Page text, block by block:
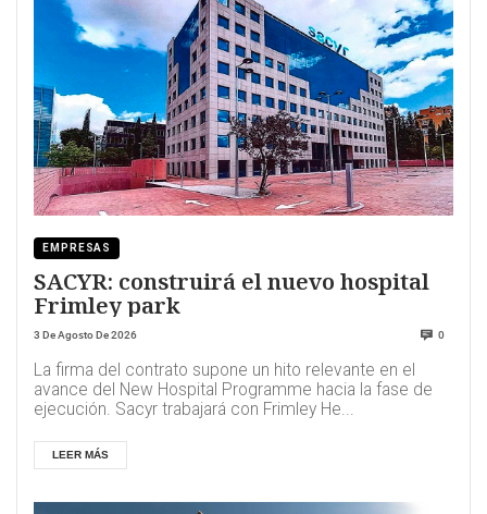
EMPRESAS
SACYR: construirá el nuevo hospital
Frimley park
3 De Agosto De 2026 0
La firma del contrato supone un hito relevante en el
avance del New Hospital Programme hacia la fase de
ejecución. Sacyr trabajará con Frimley He...
LEER MÁS